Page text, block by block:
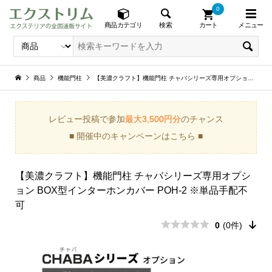
商品カテゴリ 検索 カート
0
メニュー
商品 機能門柱 【美濃クラフト】機能門柱 チャバシリーズ専用オプション BOX型インターホンカバー POH-2 ※単品手配不可
レビュー投稿で参加最大3,500円分のチャンス
■ 開催中のキャンペーンはこちら ■
【美濃クラフト】機能門柱 チャバシリーズ専用オプシ
ョン BOX型インターホンカバー POH-2 ※単品手配不
可
0 (0件)